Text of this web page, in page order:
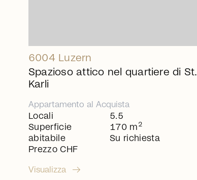
6004 Luzern
Spazioso attico nel quartiere di St.
Karli
Appartamento al Acquista
Locali
Superficie
abitabile
Prezzo CHF
5.5
170 m 2
Su richiesta
Visualizza arrow_right_alt